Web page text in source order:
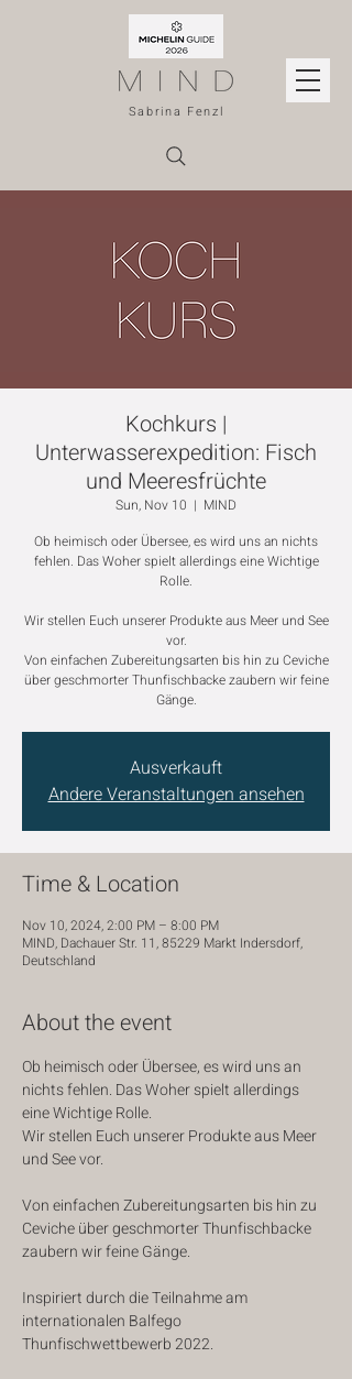
Sabrina Fenzl
Kochkurs |
Unterwasserexpedition: Fisch
und Meeresfrüchte
Sun, Nov 10
  |
MIND
Ob heimisch oder Übersee, es wird uns an nichts
fehlen. Das Woher spielt allerdings eine Wichtige
Rolle.
Wir stellen Euch unserer Produkte aus Meer und See
vor.
Von einfachen Zubereitungsarten bis hin zu Ceviche
über geschmorter Thunfischbacke zaubern wir feine
Gänge.
Ausverkauft
Andere Veranstaltungen ansehen
Time & Location
Nov 10, 2024, 2:00 PM – 8:00 PM
MIND, Dachauer Str. 11, 85229 Markt Indersdorf,
Deutschland
About the event
Ob heimisch oder Übersee, es wird uns an
nichts fehlen. Das Woher spielt allerdings
eine Wichtige Rolle.
Wir stellen Euch unserer Produkte aus Meer
und See vor.
Von einfachen Zubereitungsarten bis hin zu
Ceviche über geschmorter Thunfischbacke
zaubern wir feine Gänge.
Inspiriert durch die Teilnahme am
internationalen Balfego
Thunfischwettbewerb 2022.